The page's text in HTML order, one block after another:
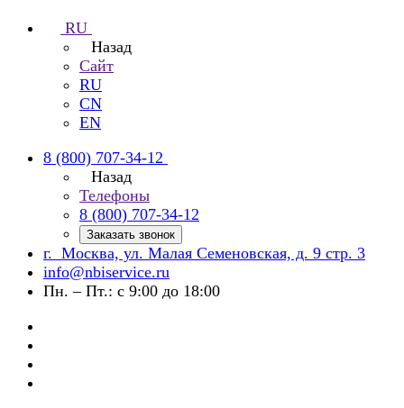
RU
Назад
Сайт
RU
CN
EN
8 (800) 707-34-12
Назад
Телефоны
8 (800) 707-34-12
Заказать звонок
г. Москва, ул. Малая Семеновская, д. 9 стр. 3
info@nbiservice.ru
Пн. – Пт.: с 9:00 до 18:00